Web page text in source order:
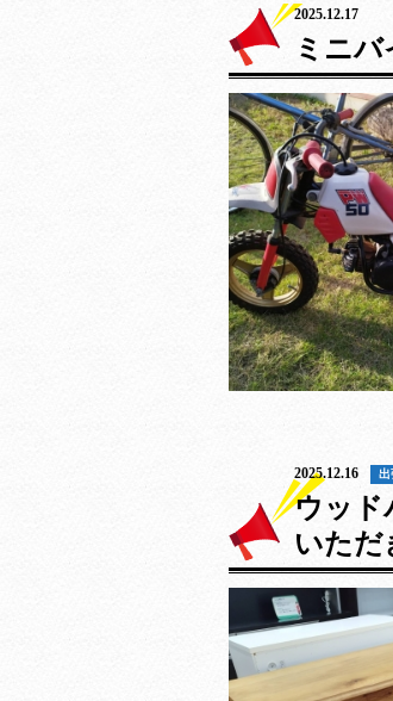
2025.12.17
ミニ
2025.12.16 出
ウッド
いただ